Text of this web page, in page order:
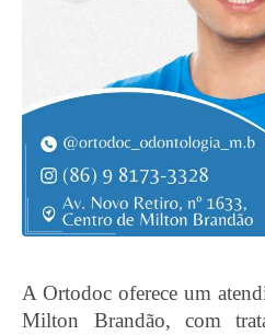
A Ortodoc oferece um
Milton Brandão, com